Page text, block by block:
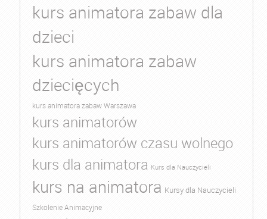
kurs animatora zabaw dla
dzieci
kurs animatora zabaw
dziecięcych
kurs animatora zabaw Warszawa
kurs animatorów
kurs animatorów czasu wolnego
kurs dla animatora Kurs dla Nauczycieli
kurs na animatora Kursy dla Nauczycieli
Szkolenie Animacyjne